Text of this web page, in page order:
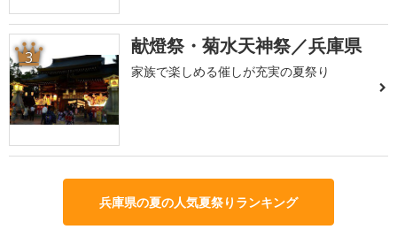
3 献燈祭・菊水天神祭／兵庫県
家族で楽しめる催しが充実の夏祭り
兵庫県の夏の人気夏祭りランキング